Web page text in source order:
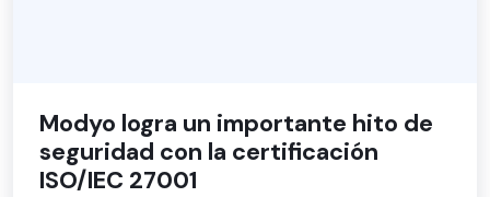
Modyo logra un importante hito de
seguridad con la certificación
ISO/IEC 27001